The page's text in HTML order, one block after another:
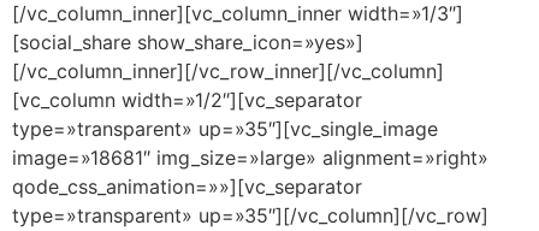
[/vc_column_inner][vc_column_inner width=»1/3″]
[social_share show_share_icon=»yes»]
[/vc_column_inner][/vc_row_inner][/vc_column]
[vc_column width=»1/2″][vc_separator
type=»transparent» up=»35″][vc_single_image
image=»18681″ img_size=»large» alignment=»right»
qode_css_animation=»»][vc_separator
type=»transparent» up=»35″][/vc_column][/vc_row]